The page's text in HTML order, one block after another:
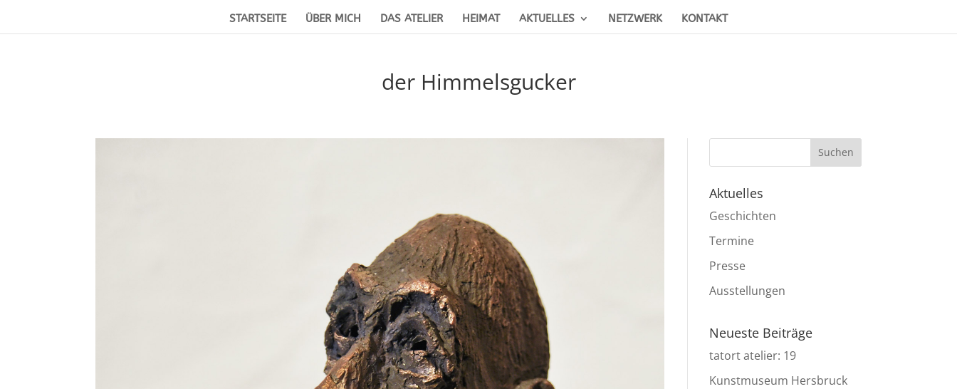
STARTSEITE ÜBER MICH DAS ATELIER HEIMAT AKTUELLES NETZWERK KONTAKT
der Himmelsgucker
Aktuelles
Geschichten
Termine
Presse
Ausstellungen
Neueste Beiträge
tatort atelier: 19
Kunstmuseum Hersbruck